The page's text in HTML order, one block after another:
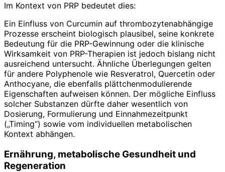
Im Kontext von PRP bedeutet dies:
Ein Einfluss von Curcumin auf thrombozytenabhängige
Prozesse erscheint biologisch plausibel, seine konkrete
Bedeutung für die PRP-Gewinnung oder die klinische
Wirksamkeit von PRP-Therapien ist jedoch bislang nicht
ausreichend untersucht. Ähnliche Überlegungen gelten
für andere Polyphenole wie Resveratrol, Quercetin oder
Anthocyane, die ebenfalls plättchenmodulierende
Eigenschaften aufweisen können. Der mögliche Einfluss
solcher Substanzen dürfte daher wesentlich von
Dosierung, Formulierung und Einnahmezeitpunkt
(„Timing“) sowie vom individuellen metabolischen
Kontext abhängen.
Ernährung, metabolische Gesundheit und
Regeneration